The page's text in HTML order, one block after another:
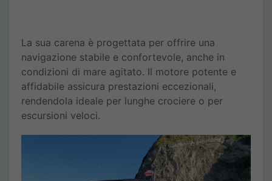
La sua carena è progettata per offrire una
navigazione stabile e confortevole, anche in
condizioni di mare agitato. Il motore potente e
affidabile assicura prestazioni eccezionali,
rendendola ideale per lunghe crociere o per
escursioni veloci.